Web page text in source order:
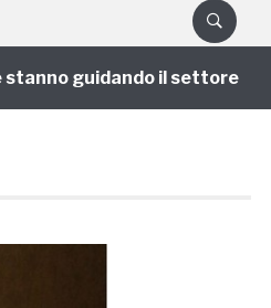
guidando il settore